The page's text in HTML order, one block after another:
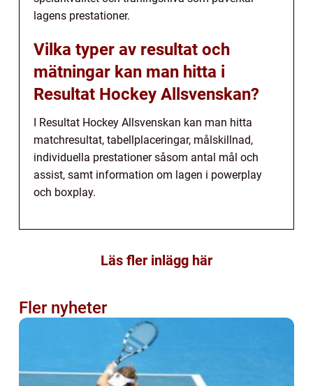
lagens prestationer.
Vilka typer av resultat och
mätningar kan man hitta i
Resultat Hockey Allsvenskan?
I Resultat Hockey Allsvenskan kan man hitta
matchresultat, tabellplaceringar, målskillnad,
individuella prestationer såsom antal mål och
assist, samt information om lagen i powerplay
och boxplay.
Läs fler inlägg här
Fler nyheter